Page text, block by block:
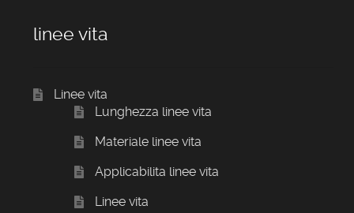
linee vita
Linee vita
Lunghezza linee vita
Materiale linee vita
Applicabilita linee vita
Linee vita